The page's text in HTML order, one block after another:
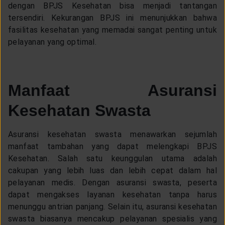
dengan BPJS Kesehatan bisa menjadi tantangan
tersendiri. Kekurangan BPJS ini menunjukkan bahwa
fasilitas kesehatan yang memadai sangat penting untuk
pelayanan yang optimal.
Manfaat Asuransi
Kesehatan Swasta
Asuransi kesehatan swasta menawarkan sejumlah
manfaat tambahan yang dapat melengkapi BPJS
Kesehatan. Salah satu keunggulan utama adalah
cakupan yang lebih luas dan lebih cepat dalam hal
pelayanan medis. Dengan asuransi swasta, peserta
dapat mengakses layanan kesehatan tanpa harus
menunggu antrian panjang. Selain itu, asuransi kesehatan
swasta biasanya mencakup pelayanan spesialis yang